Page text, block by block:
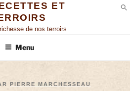
ET
de nos terroirs
Menu
PIERRE MARCHESSEAU